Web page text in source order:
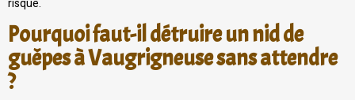
risque.
Pourquoi faut-il détruire un nid de
guêpes à Vaugrigneuse sans attendre
?